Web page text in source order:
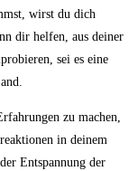
wirst du dich
dir helfen, aus deiner
sei es eine
zu machen,
in deinem
Entspannung der